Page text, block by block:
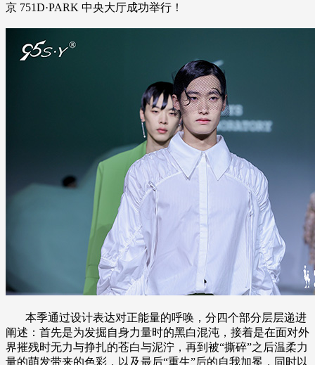
京 751D·PARK 中央大厅成功举行！
本季通过设计表达对正能量的呼唤，分四个部分层层递进
阐述：首先是为发掘自身力量时的黑白混沌，接着是在面对外
界摧残时无力与挣扎的苍白与泥泞，再到被“撕碎”之后温柔力
量的萌发带来的色彩，以及最后“重生”后的自我加冕，同时以